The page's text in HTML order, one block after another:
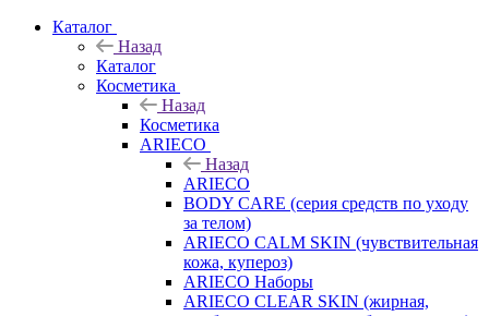
Каталог
Назад
Каталог
Косметика
Назад
Косметика
ARIECO
Назад
ARIECO
BODY CARE (серия средств по уходу
за телом)
ARIECO CALM SKIN (чувствительная
кожа, купероз)
ARIECO Наборы
ARIECO CLEAR SKIN (жирная,